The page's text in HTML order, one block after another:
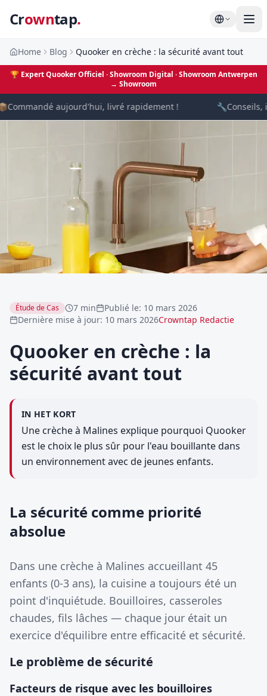
Crowntap.
Home Blog Quooker en crèche : la sécurité avant tout
🏆 Expert Quooker Officiel · Showroom Digital · Showroom Antwerpen
→ Showroom
Commandé aujourd'hui, livré rapidement ! 🔧Conseils,
Étude de Cas 7 min Publié le: 10 mars 2026
Dernière mise à jour: 10 mars 2026Crowntap Redactie
Quooker en crèche : la
sécurité avant tout
IN HET KORT
Une crèche à Malines explique pourquoi Quooker
est le choix le plus sûr pour l'eau bouillante dans
un environnement avec de jeunes enfants.
La sécurité comme priorité
absolue
Dans une crèche à Malines accueillant 45
enfants (0-3 ans), la cuisine a toujours été un
point d'inquiétude. Bouilloires, casseroles
chaudes, fils lâches — chaque jour était un
exercice d'équilibre entre efficacité et sécurité.
Le problème de sécurité
Facteurs de risque avec les bouilloires